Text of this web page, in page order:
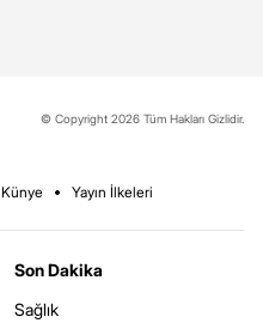
© Copyright 2026 Tüm Hakları Gizlidir.
Künye Yayın İlkeleri
Son Dakika
Sağlık